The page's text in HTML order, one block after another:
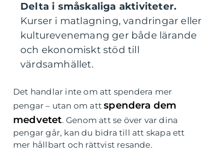
Delta i småskaliga aktiviteter.
Kurser i matlagning, vandringar eller
kulturevenemang ger både lärande
och ekonomiskt stöd till
värdsamhället.
Det handlar inte om att spendera mer
pengar – utan om attspendera dem
medvetet. Genom att se över var dina
pengar går, kan du bidra till att skapa ett
mer hållbart och rättvist resande.